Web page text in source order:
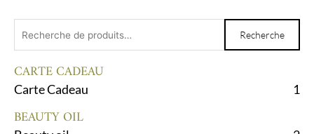
Recherche
pour :
Recherche
CARTE CADEAU
Carte Cadeau 1
BEAUTY OIL